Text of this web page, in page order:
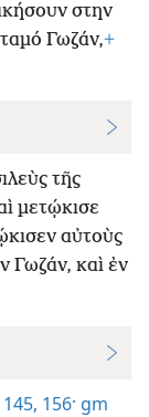
στην
Γωζάν,+
τῆς
μετῴκισε
αὐτοὺς
Γωζάν, καὶ ἐν
156· gm